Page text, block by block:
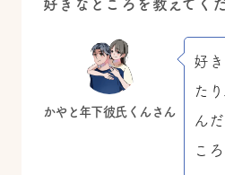
好きなところを教えてく
かやと年下彼氏くんさん
好
た
ん
ころ